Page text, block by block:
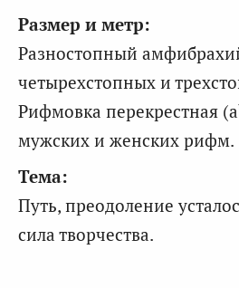
Размер и метр:
Разностопный
четырехстопных и
Рифмовка перекрестная
мужских и женских рифм.
Тема:
Путь, преодоление
сила творчества.